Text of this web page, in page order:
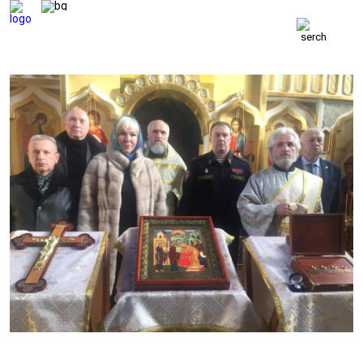
ВЕТЕРАНСКИЕ
БЕЗОПАСНОСТЬ
ОБОРОНА
ЗАКОН
ПОЛИТИКА
ИСТОРИЯ
ОБЩЕСТВО
ЭКОНОМИКА